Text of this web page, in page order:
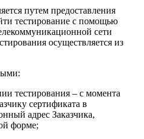
путем предоставления
тестирование с помощью
сети
осуществляется из
тестирования – с момента
сертификата в
адрес Заказчика,
форме;